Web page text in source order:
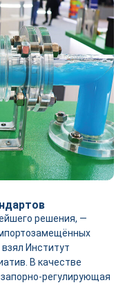
решения, —
Институт
В качестве
­регулирующая